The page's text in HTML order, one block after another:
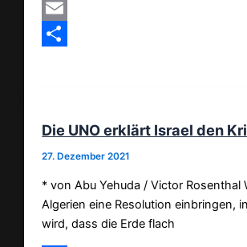
MeWe
Email
Die UNO erklärt Israel den
27. Dezember 2021
* von Abu Yehuda / Victor Rosenthal
Algerien eine Resolution einbringen,
wird, dass die Erde flach